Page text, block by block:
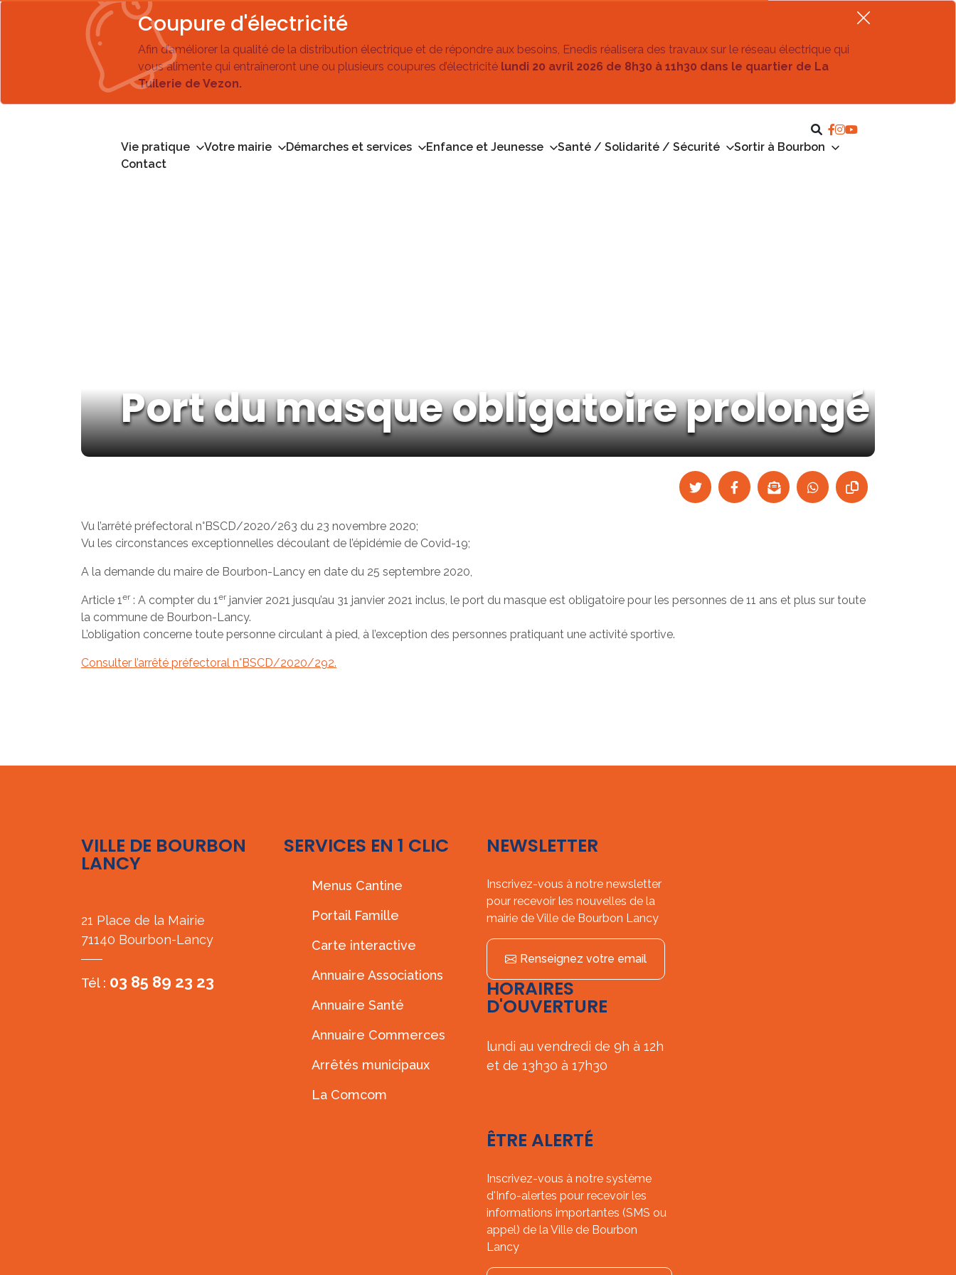
Coupure d'électricité
Afin d’améliorer la qualité de la distribution électrique et de répondre aux besoins, Enedis réalisera des travaux sur le réseau électrique qui
vous alimente qui entraîneront une ou plusieurs coupures d’électricité lundi 20 avril 2026 de 8h30 à 11h30 dans le quartier de La
Tuilerie de Vezon.
Vie pratique Votre mairie Démarches et services Enfance et Jeunesse Santé / Solidarité / Sécurité
Sortir à Bourbon
Contact
Port du masque obligatoire prolongé
Vu l’arrêté préfectoral n°BSCD/2020/263 du 23 novembre 2020;
Vu les circonstances exceptionnelles découlant de l’épidémie de Covid-19;
A la demande du maire de Bourbon-Lancy en date du 25 septembre 2020,
Article 1er: A compter du 1erjanvier 2021 jusqu’au 31 janvier 2021 inclus, le port du masque est obligatoire pour les personnes de 11 ans et plus sur toute
la commune de Bourbon-Lancy.
L’obligation concerne toute personne circulant à pied, à l’exception des personnes pratiquant une activité sportive.
Consulter l’arrêté préfectoral n°BSCD/2020/292.
VILLE DE BOURBON
LANCY
21 Place de la Mairie
71140 Bourbon-Lancy
Tél : 03 85 89 23 23
SERVICES EN 1 CLIC
Menus Cantine
Portail Famille
Carte interactive
Annuaire Associations
Annuaire Santé
Annuaire Commerces
Arrêtés municipaux
La Comcom
NEWSLETTER
Inscrivez-vous à notre newsletter
pour recevoir les nouvelles de la
mairie de Ville de Bourbon Lancy
Renseignez votre email
HORAIRES
D'OUVERTURE
lundi au vendredi de 9h à 12h
et de 13h30 à 17h30
ÊTRE ALERTÉ
Inscrivez-vous à notre système
d'Info-alertes pour recevoir les
informations importantes (SMS ou
appel) de la Ville de Bourbon
Lancy